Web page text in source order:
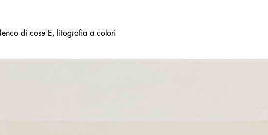
di cose E, litografia a colori